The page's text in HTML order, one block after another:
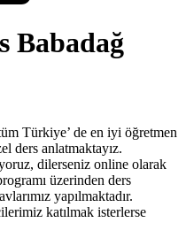
Babadağ
Türkiye’ de en iyi öğretmen
ders anlatmaktayız.
dilerseniz online olarak
üzerinden ders
yapılmaktadır.
katılmak isterlerse